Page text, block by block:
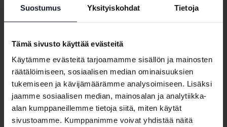
Suostumus Yksityiskohdat Tietoja
Tämä sivusto käyttää evästeitä
Käytämme evästeitä tarjoamamme sisällön ja mainosten
räätälöimiseen, sosiaalisen median ominaisuuksien
tukemiseen ja kävijämäärämme analysoimiseen. Lisäksi
jaamme sosiaalisen median, mainosalan ja analytiikka-
alan kumppaneillemme tietoja siitä, miten käytät
sivustoamme. Kumppanimme voivat yhdistää näitä